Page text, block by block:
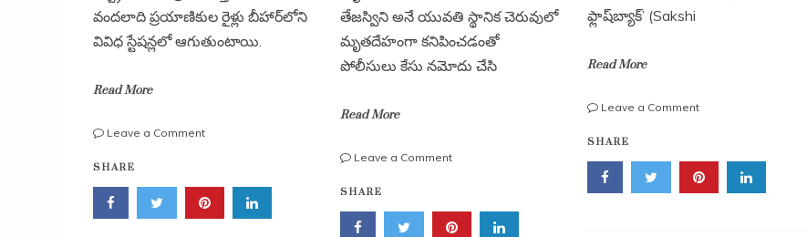
వందలాది ప్రయాణికుల రైళ్లు బీహార్‌లోని
వివిధ స్టేషన్లలో ఆగుతుంటాయి.
Read More
Leave a Commenton
ప్రయాణం..
కానీ
ఒక్క
SHARE
తేజస్విని అనే యువతి స్థానిక చెరువులో
మృతదేహంగా కనిపించడంతో
పోలీసులు కేసు నమోదు చేసి
Read More
Leave a Commenton
ఇంజనీర్
మృతి
SHARE
ఫ్లాష్‌బ్యాక్’ (Sakshi
Read More
Leave a Commenton
గొంతుతో
ఎస్.
జానకి
SHARE